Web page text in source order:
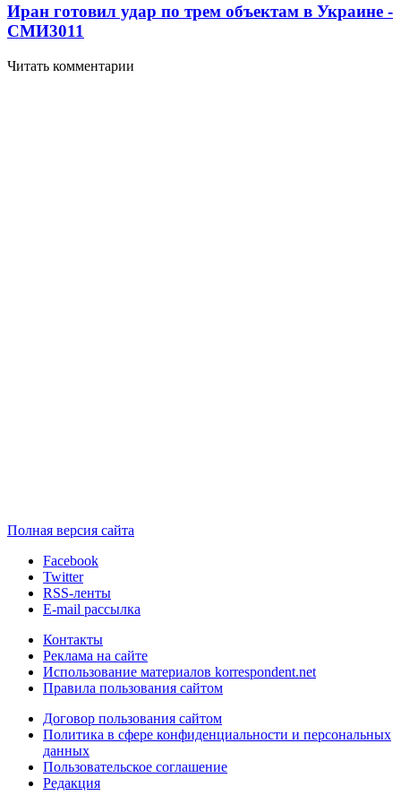
Иран готовил удар по трем объектам в Украине -
СМИ3011
Читать комментарии
Полная версия сайта
Facebook
Twitter
RSS-ленты
E-mail рассылка
Контакты
Реклама на сайте
Использование материалов korrespondent.net
Правила пользования сайтом
Договор пользования сайтом
Политика в сфере конфиденциальности и персональных
данных
Пользовательское соглашение
Редакция